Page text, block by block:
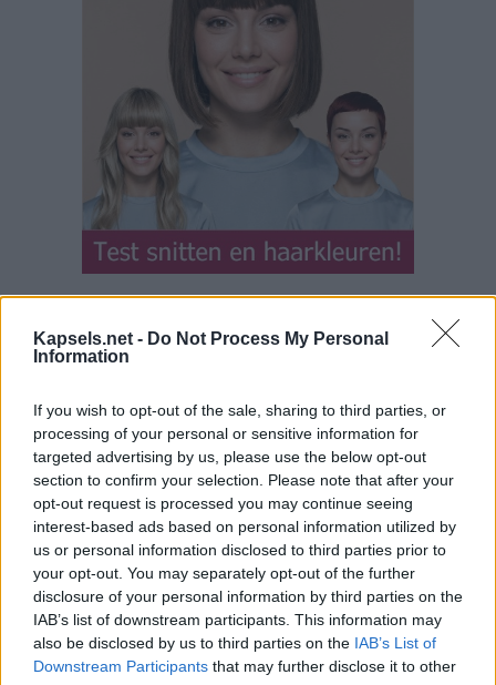
Kapsels.net - Do Not Process My Personal
Information
If you wish to opt-out of the sale, sharing to third parties, or
processing of your personal or sensitive information for
targeted advertising by us, please use the below opt-out
section to confirm your selection. Please note that after your
opt-out request is processed you may continue seeing
interest-based ads based on personal information utilized by
us or personal information disclosed to third parties prior to
your opt-out. You may separately opt-out of the further
disclosure of your personal information by third parties on the
IAB’s list of downstream participants. This information may
also be disclosed by us to third parties on the IAB’s List of
Downstream Participants that may further disclose it to other